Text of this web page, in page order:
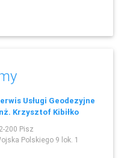
Usługi Geodezyjne
Krzysztof Kibiłko
200 Pisz
Polskiego 9 lok. 1